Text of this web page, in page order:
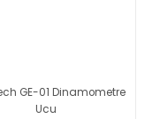
GE-01 Dinamometre
Ucu